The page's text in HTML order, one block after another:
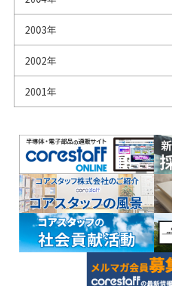
2003年
2002年
2001年